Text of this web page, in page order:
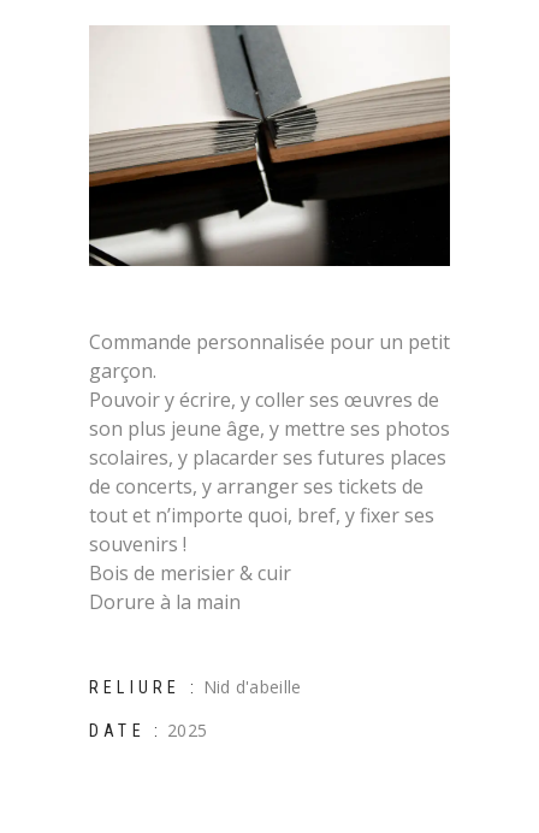
Commande personnalisée pour un petit
garçon.
Pouvoir y écrire, y coller ses œuvres de
son plus jeune âge, y mettre ses photos
scolaires, y placarder ses futures places
de concerts, y arranger ses tickets de
tout et n’importe quoi, bref, y fixer ses
souvenirs !
Bois de merisier & cuir
Dorure à la main
RELIURE : Nid d'abeille
DATE : 2025